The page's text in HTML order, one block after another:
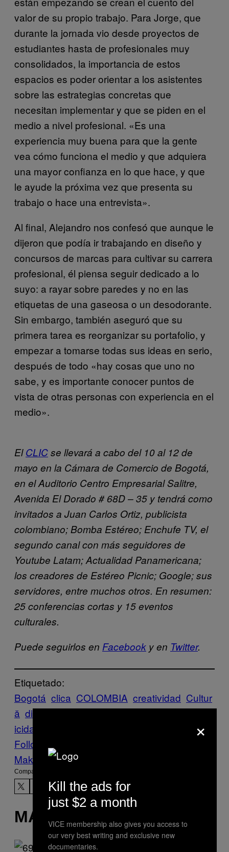
valor de su propio trabajo. Para Jorge, que
durante la jornada vio desde proyectos de
estudiantes hasta de profesionales muy
consolidados, la importancia de estos
espacios es poder orientar a los asistentes
sobre las estrategias concretas que
necesitan implementar y que se piden en el
medio a nivel profesional. «Es una
experiencia muy buena para que la gente
vea cómo funciona el medio y que adquiera
una mayor confianza en lo que hace, y que
le ayude la próxima vez que presenta su
trabajo o hace una entrevista».
Al final, Alejandro nos confesó que aunque le
dijeron que podía ir trabajando en diseño y
concursos de marcas para cultivar su carrera
profesional, él piensa seguir dedicado a lo
suyo: a rayar sobre paredes y no en las
etiquetas de una gaseosa o un desodorante.
Sin embargo, también aseguró que su
primera tarea es reorganizar su portafolio, y
empezar a tomarse todas sus ideas en serio,
después de todo «hay cosas que uno no
sabe, y es importante conocer puntos de
vista de otras personas con experiencia en el
medio».
ElCLICse llevará a cabo del 10 al 12 de
mayo en la Cámara de Comercio de Bogotá,
en el Auditorio Centro Empresarial Salitre,
Avenida El Dorado # 68D – 35 y tendrá como
invitados a Juan Carlos Ortiz, publicista
colombiano; Bomba Estéreo; Enchufe TV, el
segundo canal con más seguidores de
Youtube Latam; Actualidad Panamericana;
los creadores de Estéreo Picnic; Google; sus
servidores, entre muchos otros. En resumen:
25 conferencias cortas y 15 eventos
culturales.
Puede seguirlos en Facebook y en Twitter.
Etiquetado:
Bogotá clica COLOMBIA creatividad Cultur
ă diseño Graffiti ilustración innovación publ
icidad
Follow Us On Discover
Make Us Preferred In Top Stories
Compartir:
MÁS DE LO MISMO
×
Kill the ads for
just $2 a month
VICE membership also gives you access to
our very best writing and exclusive new
documentaries.